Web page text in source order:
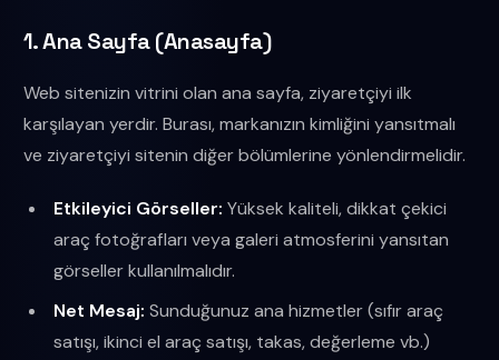
1. Ana Sayfa (Anasayfa)
Web sitenizin vitrini olan ana sayfa, ziyaretçiyi ilk
karşılayan yerdir. Burası, markanızın kimliğini yansıtmalı
ve ziyaretçiyi sitenin diğer bölümlerine yönlendirmelidir.
Etkileyici Görseller: Yüksek kaliteli, dikkat çekici
araç fotoğrafları veya galeri atmosferini yansıtan
görseller kullanılmalıdır.
Net Mesaj: Sunduğunuz ana hizmetler (sıfır araç
satışı, ikinci el araç satışı, takas, değerleme vb.)